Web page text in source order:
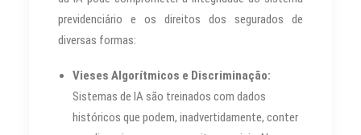
previdenciário e os direitos dos segurados de
diversas formas:
Vieses Algorítmicos e Discriminação:
Sistemas de IA são treinados com dados
históricos que podem, inadvertidamente, conter